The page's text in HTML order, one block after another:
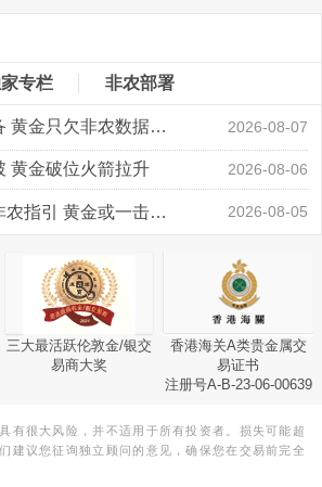
专栏 非农部署
领峰金评：万事俱备 黄金只欠非农数据“东风” 2026-08-07
黄金破位火箭拉升 2026-08-06
领峰金评：静待小非农指引 黄金或一击破局 2026-08-05
三大最活跃伦敦金/银交
易商大奖
香港海关A类贵金属交
易证书
注册号A-B-23-06-00639
有很大风险，并不适用于所有投资者。损失可能超
建议您征询独立顾问的意见，确保您在交易前完全